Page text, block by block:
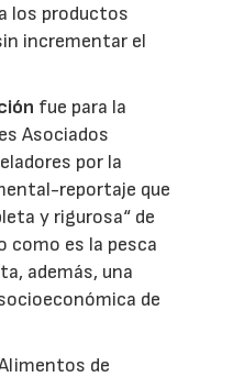
los productos
incrementar el
fue para la
Asociados
por la
reportaje que
y rigurosa“ de
como es la pesca
además, una
de
de